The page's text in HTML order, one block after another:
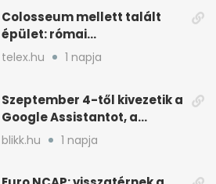
Colosseum mellett talált
épület: római
tűzoltólaktanya vagy
patríciusház?
telex.hu 1 napja
Szeptember 4-től kivezetik a
Google Assistantot, a
Gemini váltja mobilon is
blikk.hu 1 napja